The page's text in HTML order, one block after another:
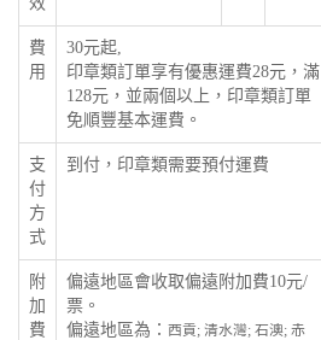
費
用
30元起,
印章類訂單享有優惠運費28元，滿
128元，並兩個以上，印章類訂單
免順豐基本運費。
支
付
方
式
到付，印章類需要預付運費
附
加
費
偏遠地區會收取偏遠附加費10元/
票。
偏遠地區為： 西貢; 清水灣; 石澳; 赤